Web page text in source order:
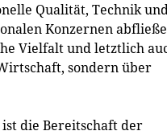
Qualität, Technik
Konzernen
Vielfalt und letztlich
sondern über
die Bereitschaft der